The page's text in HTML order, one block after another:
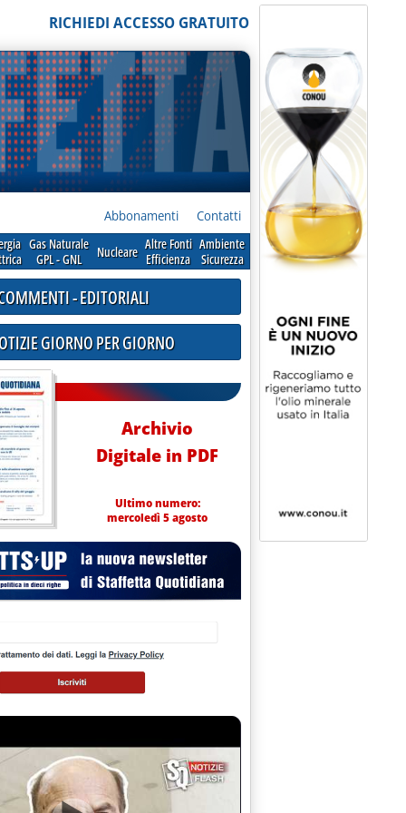
RICHIEDI ACCESSO GRATUITO
Abbonamenti Contatti
Gas Naturale
GPL - GNL
Nucleare Altre Fonti
Efficienza
Ambiente
Sicurezza
- EDITORIALI
GIORNO PER GIORNO
Archivio
Digitale in PDF
Ultimo numero:
mercoledì 5 agosto